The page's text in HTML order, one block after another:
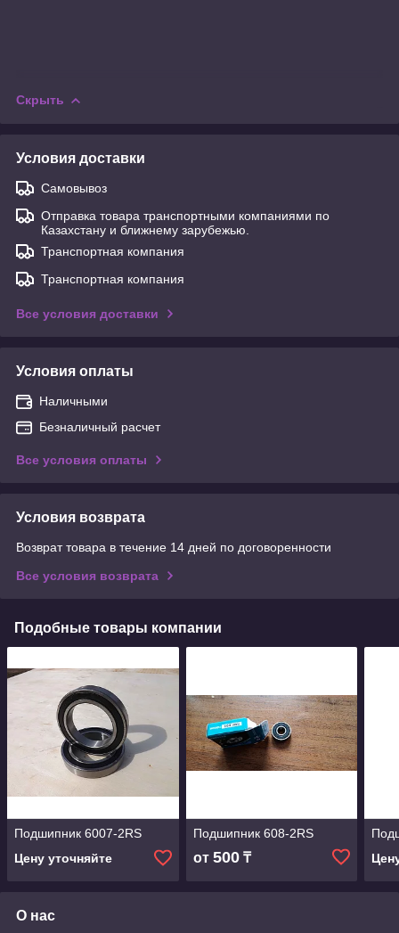
Скрыть
Условия доставки
Самовывоз
Отправка товара транспортными компаниями по
Казахстану и ближнему зарубежью.
Транспортная компания
Транспортная компания
Все условия доставки
Условия оплаты
Наличными
Безналичный расчет
Все условия оплаты
Условия возврата
Возврат товара в течение 14 дней по договоренности
Все условия возврата
Подобные товары компании
Подшипник 6007-2RS
Цену уточняйте
Подшипник 608-2RS
от 500₸
О нас